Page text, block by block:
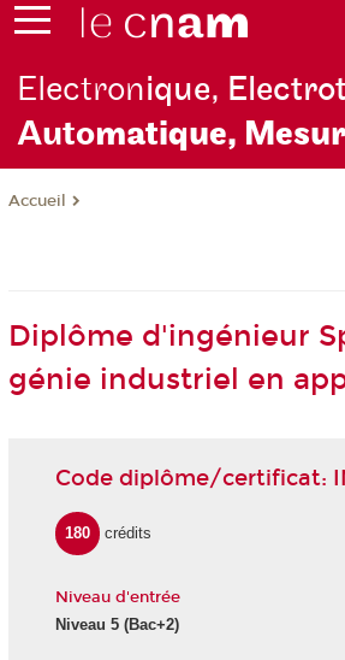
Electronique,
Automatique,
Accueil
Diplôme d'ingénieur
génie industriel en
Code diplôme/certificat:
180 crédits
Niveau d'entrée
Niveau 5(Bac+2)